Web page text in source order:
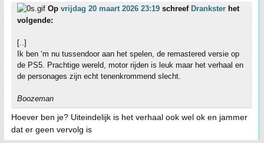
Op vrijdag 20 maart 2026 23:19 schreef Drankster het
volgende:
[..]
Ik ben ‘m nu tussendoor aan het spelen, de remastered versie op
de PS5. Prachtige wereld, motor rijden is leuk maar het verhaal en
de personages zijn echt tenenkrommend slecht.
Boozeman
Hoever ben je? Uiteindelijk is het verhaal ook wel ok en jammer
dat er geen vervolg is